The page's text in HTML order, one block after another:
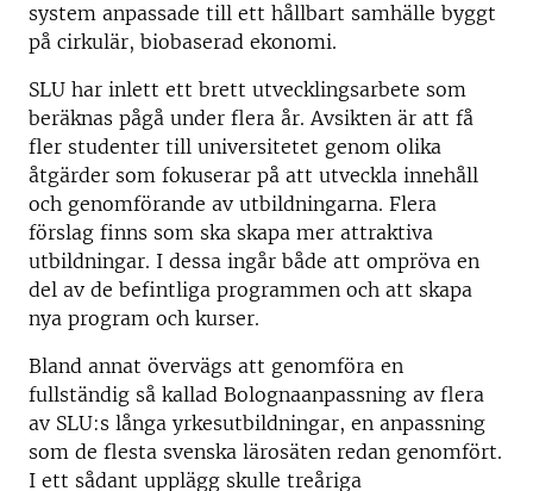
system anpassade till ett hållbart samhälle byggt
på cirkulär, biobaserad ekonomi.
SLU har inlett ett brett utvecklingsarbete som
beräknas pågå under flera år. Avsikten är att få
fler studenter till universitetet genom olika
åtgärder som fokuserar på att utveckla innehåll
och genomförande av utbildningarna. Flera
förslag finns som ska skapa mer attraktiva
utbildningar. I dessa ingår både att ompröva en
del av de befintliga programmen och att skapa
nya program och kurser.
Bland annat övervägs att genomföra en
fullständig så kallad Bolognaanpassning av flera
av SLU:s långa yrkesutbildningar, en anpassning
som de flesta svenska lärosäten redan genomfört.
I ett sådant upplägg skulle treåriga